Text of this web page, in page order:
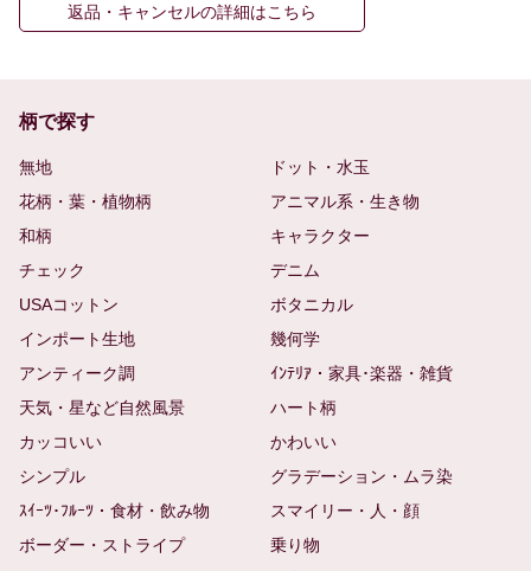
返品・キャンセルの詳細はこちら
柄で探す
無地
ドット・水玉
花柄・葉・植物柄
アニマル系・生き物
和柄
キャラクター
チェック
デニム
USAコットン
ボタニカル
インポート生地
幾何学
アンティーク調
ｲﾝﾃﾘｱ・家具･楽器・雑貨
天気・星など自然風景
ハート柄
カッコいい
かわいい
シンプル
グラデーション・ムラ染
ｽｲｰﾂ･ﾌﾙｰﾂ・食材・飲み物
スマイリー・人・顔
ボーダー・ストライプ
乗り物